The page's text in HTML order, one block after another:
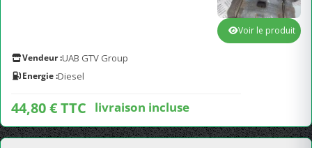
Vendeur :UAB GTV Group
Energie :Diesel
44,80 € TTC livraison incluse
Voir le produit